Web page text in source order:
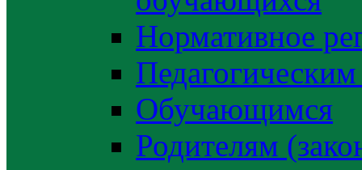
Нормативное
Обучающимся
Родителям